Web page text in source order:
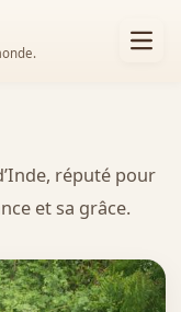
réputé pour
et sa grâce.